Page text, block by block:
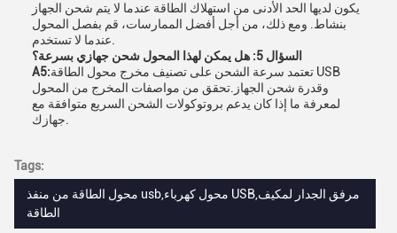
يكون لديها الحد الأدنى من استهلاك الطاقة عندما لا يتم شحن الجهاز
بنشاط. ومع ذلك، من أجل أفضل الممارسات، قم بفصل المحول
السؤال 5: هل يمكن لهذا المحول شحن جهازي بسرعة؟
A5:تعتمد سرعة الشحن على تصنيف مخرج محول الطاقة USB
وقدرة شحن الجهاز.تحقق من مواصفات المخرج من المحول
لمعرفة ما إذا كان يدعم بروتوكولات الشحن السريع متوافقة مع
Tags:
محول الطاقة من منفذ usb,محول كهرباء USB,مرفق الجدار لمكيف
الطاقة